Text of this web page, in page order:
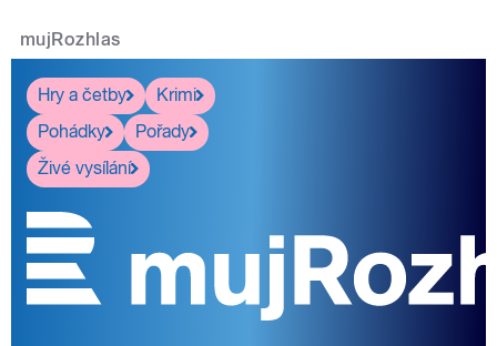
mujRozhlas
Hry a četby
Krimi
Pohádky
Pořady
Živé vysílání